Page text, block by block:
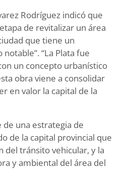
Rodríguez indicó que
de revitalizar un área
que tiene un
“La Plata fue
un concepto urbanístico
obra viene a consolidar
en valor la capital de la
una estrategia de
de la capital provincial que
del tránsito vehicular, y la
y ambiental del área del